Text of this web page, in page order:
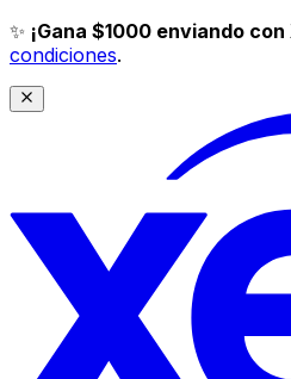
✨ ¡Gana $1000 enviando con
condiciones.